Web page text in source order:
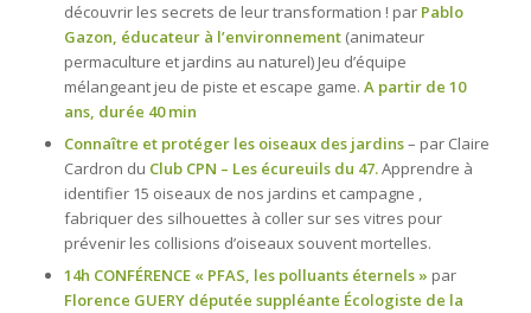
découvrir les secrets de leur transformation ! par Pablo
Gazon, éducateur à l’environnement(animateur
permaculture et jardins au naturel) Jeu d’équipe
mélangeant jeu de piste et escape game. A partir de 10
ans, durée 40 min
Connaître et protéger les oiseaux des jardins– par Claire
Cardron du Club CPN – Les écureuils du 47.Apprendre à
identifier 15 oiseaux de nos jardins et campagne ,
fabriquer des silhouettes à coller sur ses vitres pour
prévenir les collisions d’oiseaux souvent mortelles.
14h CONFÉRENCE « PFAS, les polluants éternels » par
Florence GUERY députée suppléante Écologiste de la